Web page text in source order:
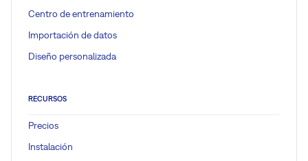
Centro de entrenamiento
Importación de datos
Diseño personalizada
RECURSOS
Precios
Instalación